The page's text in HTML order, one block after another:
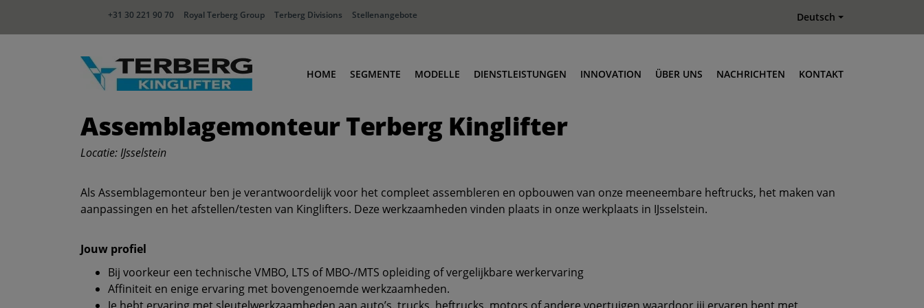
+31 30 221 90 70 Royal Terberg Group Terberg Divisions Stellenangebote Deutsch
HOME SEGMENTE
Vertrieb von Getränken
Landwirtschaftliche Produkte
Gasflaschen
Wiederverwertung
MODELLE
Kompakt: Modell TKL-S
Vielseitig: Modell TKL-M/MC
Hohe Leistung: Modell TKS
Systeme & Optionen
DIENSTLEISTUNGEN
Terberg Dienstleistungen
Terberg Kinglifter Renew
Montagesätze & zubehör
INNOVATION ÜBER UNS NACHRICHTEN KONTAKT
Assemblagemonteur Terberg Kinglifter
Locatie: IJsselstein
Als Assemblagemonteur ben je verantwoordelijk voor het compleet assembleren en opbouwen van onze meeneembare heftrucks, het maken van
aanpassingen en het afstellen/testen van Kinglifters. Deze werkzaamheden vinden plaats in onze werkplaats in IJsselstein.
Jouw profiel
Bij voorkeur een technische VMBO, LTS of MBO-/MTS opleiding of vergelijkbare werkervaring
Affiniteit en enige ervaring met bovengenoemde werkzaamheden.